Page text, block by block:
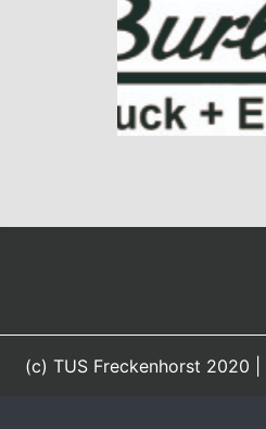
(c) TUS Freckenhorst 2020 |